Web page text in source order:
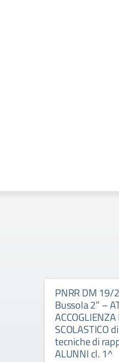
PNRR DM 19/
Bussola 2” –
SCOLASTICO
tecniche di
ALUNNI cl. 1^